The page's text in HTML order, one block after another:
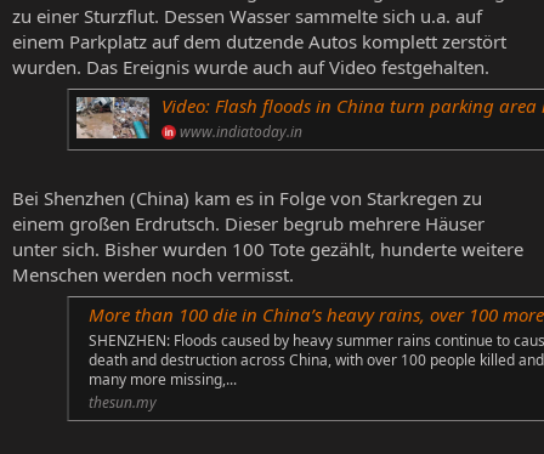
zu einer Sturzflut. Dessen Wasser sammelte sich u.a. auf
einem Parkplatz auf dem dutzende Autos komplett zerstört
wurden. Das Ereignis wurde auch auf Video festgehalten.
Video: Flash floods in China turn parking area into graveyard of
www.indiatoday.in
Bei Shenzhen (China) kam es in Folge von Starkregen zu
einem großen Erdrutsch. Dieser begrub mehrere Häuser
unter sich. Bisher wurden 100 Tote gezählt, hunderte weitere
Menschen werden noch vermisst.
More than 100 die in China’s heavy rains, over 100 more
SHENZHEN: Floods caused by heavy summer rains continue to
death and destruction across China, with over 100 people killed and
many more missing,...
thesun.my